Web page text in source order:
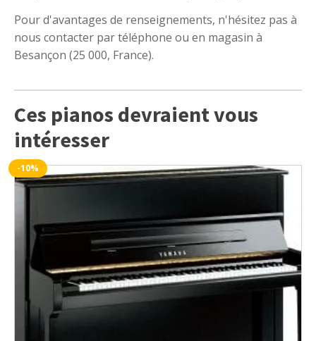
Pour d'avantages de renseignements, n'hésitez pas à
nous contacter par téléphone ou en magasin à
Besançon (25 000, France).
Ces pianos devraient vous
intéresser
-10%
Ce
produit
plusieurs
variations.
Les
options
peuvent
être